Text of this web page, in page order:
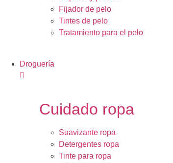
Fijador de pelo
Tintes de pelo
Tratamiento para el pelo
Droguería
Cuidado ropa
Suavizante ropa
Detergentes ropa
Tinte para ropa